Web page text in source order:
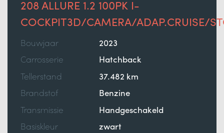
208 ALLURE 1.2 100PK I-
COCKPIT3D/CAMERA/ADAP.CRUISE/
Bouwjaar
2023
Carrosserie
Hatchback
Tellerstand
37.482 km
Brandstof
Benzine
Transmissie
Handgeschakeld
Basiskleur
zwart